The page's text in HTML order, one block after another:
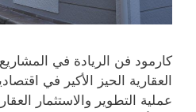
كارمود فن الريادة في المشاريع
العقارية الحيز الأكير في
عملية التطوير والاستثمار